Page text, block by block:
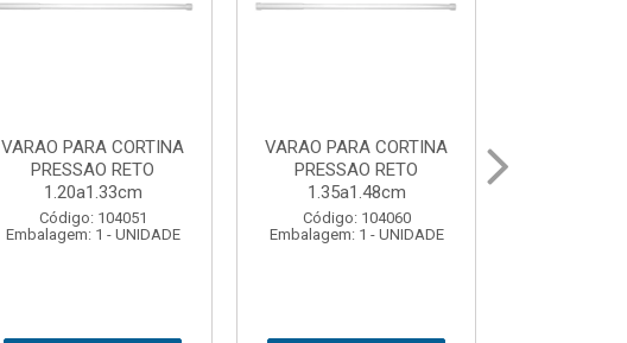
VARAO PARA CORTINA
PRESSAO RETO
1.50a1.63cm
Código: 104078
Embalagem: 1 - UNIDADE
VARAL PARA TETO
MAXEB ACO 1.40m
Código: 104086
Embalagem: 1 - UNIDADE